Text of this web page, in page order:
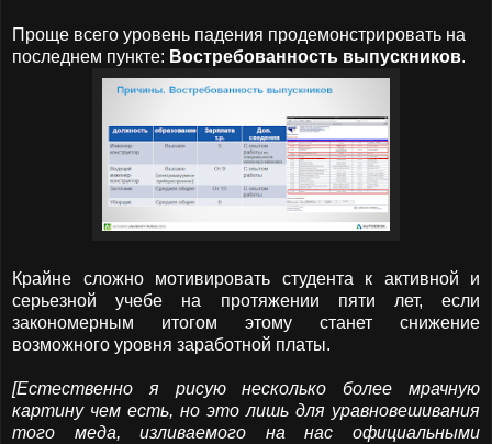
Проще всего уровень падения продемонстрировать на
последнем пункте: Востребованность выпускников.
Крайне сложно мотивировать студента к активной и
серьезной учебе на протяжении пяти лет, если
закономерным итогом этому станет снижение
возможного уровня заработной платы.
[Естественно я рисую несколько более мрачную
картину чем есть, но это лишь для уравновешивания
того меда, изливаемого на нас официальными